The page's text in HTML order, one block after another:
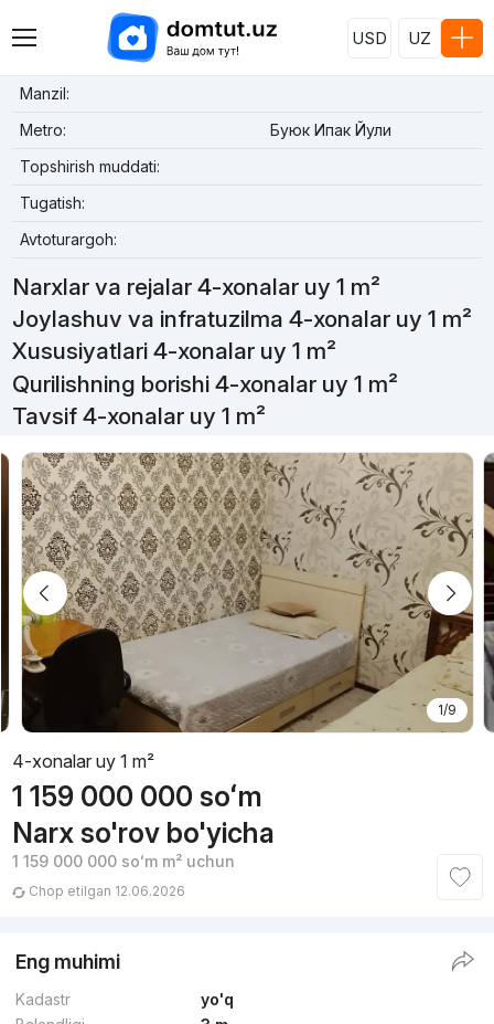
USD UZ
Manzil:
Metro:
Буюк Ипак Йули
Topshirish muddati:
Tugatish:
Avtoturargoh:
Narxlar va rejalar 4-xonalar uy 1 m²
Joylashuv va infratuzilma 4-xonalar uy 1 m²
Xususiyatlari 4-xonalar uy 1 m²
Qurilishning borishi 4-xonalar uy 1 m²
Tavsif 4-xonalar uy 1 m²
1/9
4-xonalar uy 1 m²
1 159 000 000 soʻm
Narx so'rov bo'yicha
1 159 000 000 soʻmm² uchun
Chop etilgan 12.06.2026
Eng muhimi
Kadastr
yo'q